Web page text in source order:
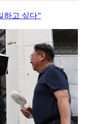
하고 싶다”